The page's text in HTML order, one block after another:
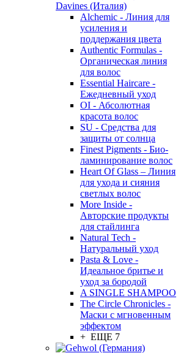
Davines (Италия)
Alchemic - Линия для
усиления и
поддержания цвета
Authentic Formulas -
Органическая линия
для волос
Essential Haircare -
Eжедневный уход
OI - Абсолютная
красота волос
SU - Средства для
защиты от солнца
Finest Pigments - Био-
ламинирование волос
Heart Of Glass – Линия
для ухода и сияния
светлых волос
More Inside -
Авторские продукты
для стайлинга
Natural Tech -
Натуральный уход
Pasta & Love -
Идеальное бритье и
уход за бородой
A SINGLE SHAMPOO
The Circle Chronicles -
Маски с мгновенным
эффектом
+ ЕЩЕ 7